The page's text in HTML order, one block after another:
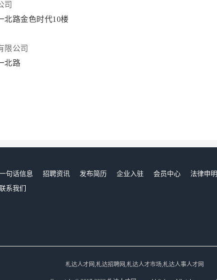
司
北路金色时代10楼
限公司
北路
句话信息 招聘资讯 发布简历 企业入驻 会员中心
法律申明
系我们
札达人才网,札达招聘网,札达人才市场,札达人事人才网